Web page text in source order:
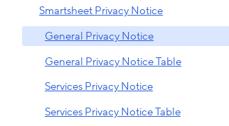
Smartsheet Privacy Notice
General Privacy Notice
General Privacy Notice Table
Services Privacy Notice
Services Privacy Notice Table